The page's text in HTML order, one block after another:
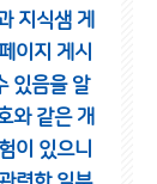
지식샘 게
이지 게시
있음을 알
와 같은 개
이 있으니